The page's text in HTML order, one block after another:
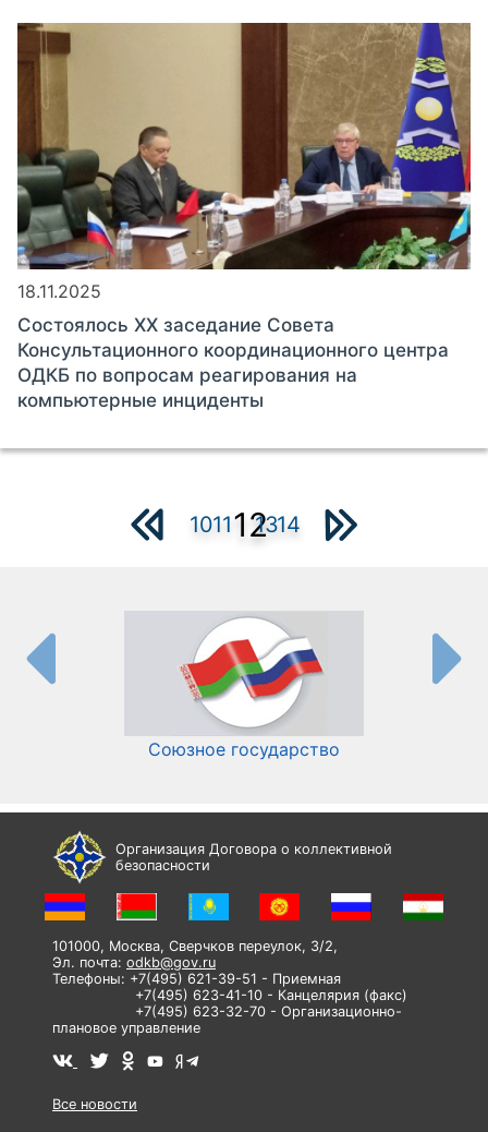
18.11.2025
Состоялось XX заседание Совета
Консультационного координационного центра
ОДКБ по вопросам реагирования на
компьютерные инциденты
1011121314
Союзное государство
Организация Договора о коллективной
безопасности
101000, Москва, Сверчков переулок, 3/2,
Эл. почта: odkb@gov.ru
Телефоны: +7(495) 621-39-51 - Приемная
+7(495) 623-41-10 - Канцелярия (факс)
+7(495) 623-32-70 - Организационно-
плановое управление
Все новости